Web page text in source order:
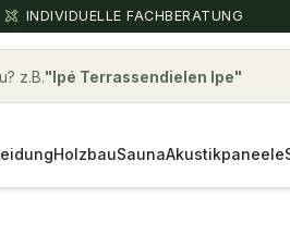
INDIVIDUELLE FACHBERATUNG
z.B. Holzbau
HolzbauSaunaAkustikpaneele